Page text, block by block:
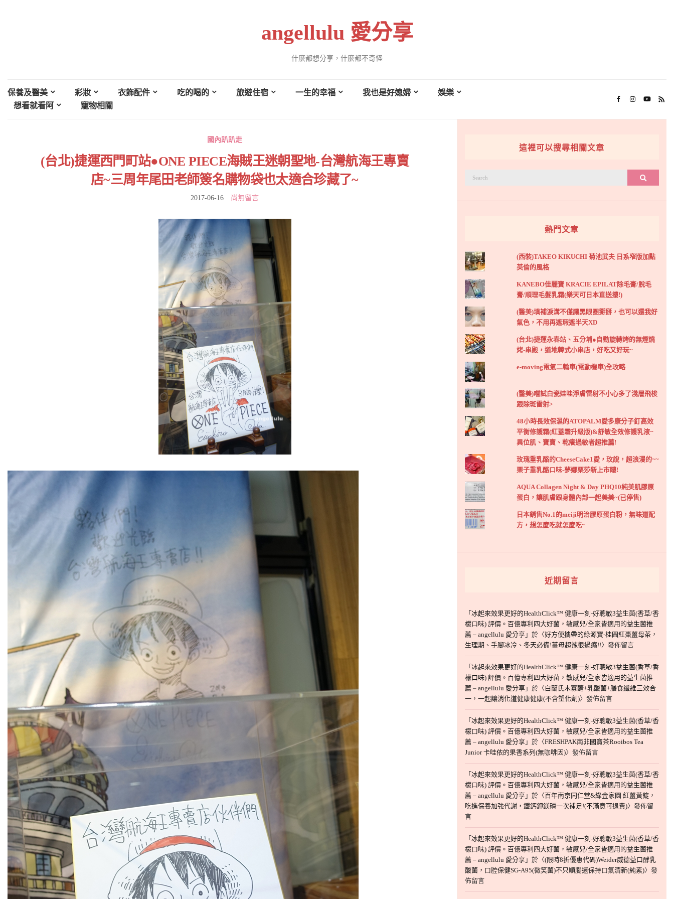
angellulu 愛分享
什麼都想分享，什麼都不奇怪
保養及醫美 彩妝 衣飾配件 吃的喝的 旅遊住宿 一生的幸福 我也是好媳婦
娛樂
想看就看阿
寵物相關
國內趴趴走
(台北)捷運西門町站●ONE PIECE海賊王迷朝聖地-台灣航海王專賣
店~三周年尾田老師簽名購物袋也太適合珍藏了~
2017-06-16 尚無留言
這裡可以搜尋相關文章
搜尋
熱門文章
(西裝)TAKEO KIKUCHI 菊池武夫 日系窄版加點
英倫的風格
KANEBO佳麗寶 KRACIE EPILAT除毛膏/脫毛
膏/順理毛髮乳霜(樂天可日本直送摟!)
(醫美)填補淚溝不僅讓黑眼圈掰掰，也可以還我好
氣色，不用再遮瑕遮半天XD
(台北)捷運永春站、五分埔●自動旋轉烤的無煙燒
烤-串殿，道地韓式小串店，好吃又好玩~
e-moving電氣二輪車(電動機車)全攻略
(醫美)嚐試白瓷娃哇淨膚雷射不小心多了淺層飛梭
跟除斑雷射>
48小時長效保濕的ATOPALM愛多康分子釘高效
平衡修護霜(紅蓋霜升級版)&舒敏全效修護乳液~
異位肌、寶寶、乾癢過敏者超推薦!
玫瑰重乳酪的CheeseCake1愛，玫說，超浪漫的~~
栗子重乳酪口味-夢娜栗莎新上市瞜!
AQUA Collagen Night & Day PHQ10純美肌膠原
蛋白，讓肌膚跟身體內部一起美美~(已停售)
日本銷售No.1的meiji明治膠原蛋白粉，無味道配
方，想怎麼吃就怎麼吃~
近期留言
「 冰起來效果更好的HealthClick™ 健康一刻-好聰敏3益生菌(香草/香
檬口味) 評價。百億專利四大好菌，敏感兒/全家皆適用的益生菌推
薦 – angellulu 愛分享 」於〈好方便攜帶的綠源寶-桂圓紅棗薑母茶，
生理期、手腳冰冷、冬天必備!薑母超辣很過癮!!〉發佈留言
「 冰起來效果更好的HealthClick™ 健康一刻-好聰敏3益生菌(香草/香
檬口味) 評價。百億專利四大好菌，敏感兒/全家皆適用的益生菌推
薦 – angellulu 愛分享 」於〈白蘭氏木寡醣+乳酸菌+膳食纖維三效合
一，一起讓消化道健康健康(不含塑化劑)〉發佈留言
「 冰起來效果更好的HealthClick™ 健康一刻-好聰敏3益生菌(香草/香
檬口味) 評價。百億專利四大好菌，敏感兒/全家皆適用的益生菌推
薦 – angellulu 愛分享 」於〈FRESHPAK南非國寶茶Rooibos Tea
Junior 卡哇依的果香系列(無咖啡因)〉發佈留言
「 冰起來效果更好的HealthClick™ 健康一刻-好聰敏3益生菌(香草/香
檬口味) 評價。百億專利四大好菌，敏感兒/全家皆適用的益生菌推
薦 – angellulu 愛分享 」於〈百年南京同仁堂&綠金家園 紅薑黃錠，
吃進保養加強代謝，鐵鈣鉀鎂磷一次補足!(不滿意可退費)〉發佈留
言
「 冰起來效果更好的HealthClick™ 健康一刻-好聰敏3益生菌(香草/香
檬口味) 評價。百億專利四大好菌，敏感兒/全家皆適用的益生菌推
薦 – angellulu 愛分享 」於〈(限時8折優惠代碼)Weider威德益口酵乳
酸菌，口腔保健SG-A95(微笑菌)不只順腸還保持口氣清新(純素)〉發
佈留言